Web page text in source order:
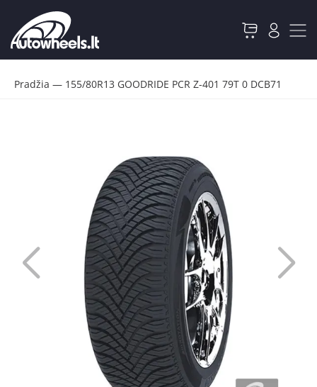
Pradžia — 155/80R13 GOODRIDE PCR Z-401 79T 0 DCB71